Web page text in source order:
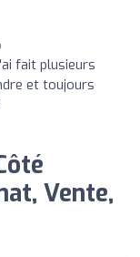
fait plusieurs
et toujours
Vente,